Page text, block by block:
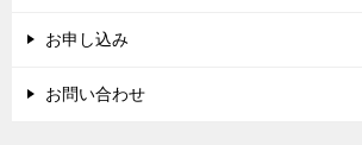
お申し込み
お問い合わせ